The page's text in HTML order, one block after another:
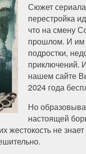
Сюжет сериала
перестройка
что на смену
прошлом. И им
подростки,
приключений.
нашем сайте
2024 года
Но
настоящей
жестокость не